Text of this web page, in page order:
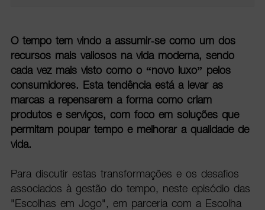
O tempo tem vindo a assumir-se como um dos
recursos mais valiosos na vida moderna, sendo
cada vez mais visto como o “novo luxo” pelos
consumidores. Esta tendência está a levar as
marcas a repensarem a forma como criam
produtos e serviços, com foco em soluções que
permitam poupar tempo e melhorar a qualidade de
vida.
Para discutir estas transformações e os desafios
associados à gestão do tempo, neste episódio das
"Escolhas em Jogo", em parceria com a Escolha